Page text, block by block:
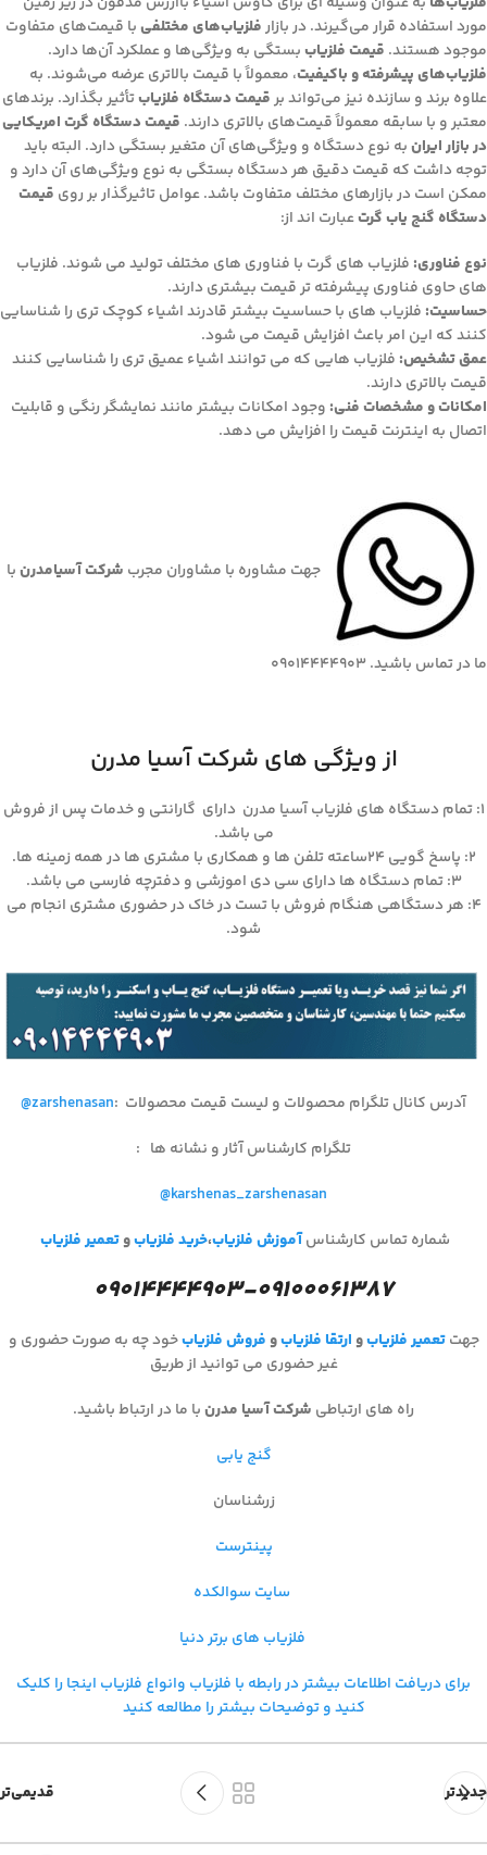
مورد استفاده قرار می‌گیرند. در بازارفلزیاب‌های مختلفیبا قیمت‌های متفاوت
موجود هستند. قیمت فلزیاب‌بستگی به ویژگی‌ها و عملکرد آن‌ها دارد.
فلزیاب‌های پیشرفته و باکیفیت، معمولاً با قیمت بالاتری عرضه می‌شوند. به
علاوه برند و سازنده نیز می‌تواند برقیمت دستگاه فلزیاب‌تأثیر بگذارد. برندهای
معتبر و با سابقه معمولاً قیمت‌های بالاتری دارند. قیمت دستگاه گرت امریکایی
در بازار ایرانبه نوع دستگاه و ویژگی‌های آن متغیر بستگی دارد. البته باید
توجه داشت که قیمت دقیق هر دستگاه بستگی به نوع ویژگی‌های آن دارد و
ممکن است در بازارهای مختلف متفاوت باشد. عوامل تاثیر­گذار بر روی قیمت
دستگاه گنج یاب گرتعبارت اند از:
نوع فناوری: فلزیاب های گرت با فناوری های مختلف تولید می شوند. فلزیاب
های حاوی فناوری پیشرفته تر قیمت بیشتری دارند.
حساسیت: فلزیاب های با حساسیت بیشتر قادرند اشیاء کوچک تری را شناسایی
کنند که این امر باعث افزایش قیمت می شود.
عمق تشخیص: فلزیاب هایی که می توانند اشیاء عمیق تری را شناسایی کنند
قیمت بالاتری دارند.
امکانات و مشخصات فنی: وجود امکانات بیشتر مانند نمایشگر رنگی و قابلیت
اتصال به اینترنت قیمت را افزایش می دهد.
جهت مشاوره با مشاوران مجرب شرکت آسیامدرنبا
ما در تماس باشید. 09014444903
از ویژگی های شرکت آسیا مدرن
۱: تمام دستگاه های فلزیاب آسیا مدرن دارای گارانتی و خدمات پس از فروش
می باشد.
۲: پاسخ گویی ۲۴ساعته تلفن ها و همکاری با مشتری ها در همه زمینه ها.
۳: تمام دستگاه ها دارای سی دی اموزشی و دفترچه فارسی می باشد.
۴: هر دستگاهی هنگام فروش با تست در خاک در حضوری مشتری انجام می
شود.
آدرس کانال تلگرام محصولات و لیست قیمت محصولات :
@zarshenasan
تلگرام کارشناس آثار و نشانه ها :
@karshenas_zarshenasan
شماره تماس کارشناسآموزش فلزیاب،خرید فلزیابوتعمیر فلزیاب
۰۹۰۱۴۴۴۴۹۰۳-۰۹۱۰۰۰۶۱۳۸۷
جهتتعمیر فلزیابوارتقا فلزیابوفروش فلزیابخود چه به صورت حضوری و
غیر حضوری می توانید از طریق
راه های ارتباطی شرکت آسیا مدرنبا ما در ارتباط باشید.
گنج یابی
زرشناسان
پینترست
سایت سوالکده
فلزیاب های برتر دنیا
برای دریافت اطلاعات بیشتر در رابطه با فلزیاب وانواع فلزیاب اینجا را کلیک
کنید و توضیحات بیشتر را مطالعه کنید
جدیدتر قدیمی‌تر